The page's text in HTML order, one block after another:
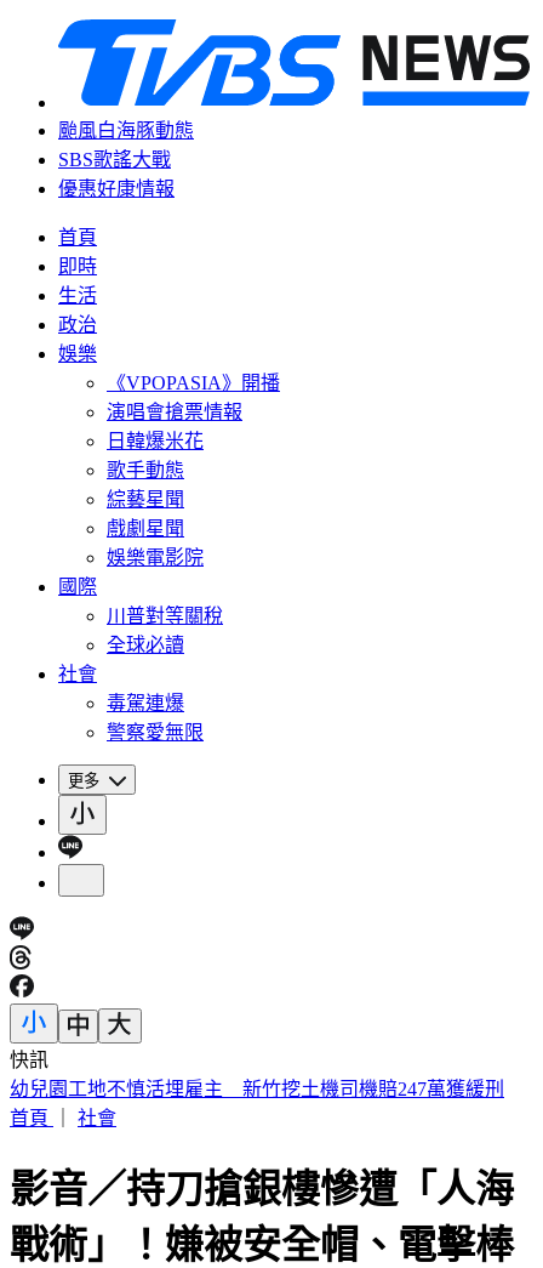
颱風白海豚動態
SBS歌謠大戰
優惠好康情報
首頁
即時
生活
政治
娛樂
《VPOPASIA》開播
演唱會搶票情報
日韓爆米花
歌手動態
綜藝星聞
戲劇星聞
娛樂電影院
國際
川普對等關稅
全球必讀
社會
毒駕連爆
警察愛無限
更多
快訊
SBS歌謠大戰／Hearts2Hearts重現夏日神曲
首頁
社會
影音／持刀搶銀樓慘遭「人海
戰術」！嫌被安全帽、電擊棒